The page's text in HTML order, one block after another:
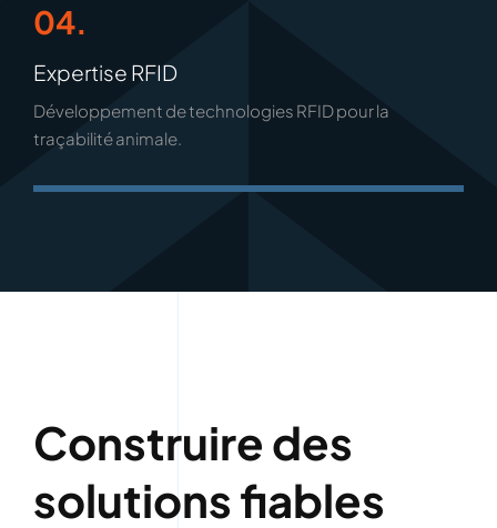
04.
Expertise RFID
Développement de technologies RFID pour la
traçabilité animale.
Construire des
solutions fiables